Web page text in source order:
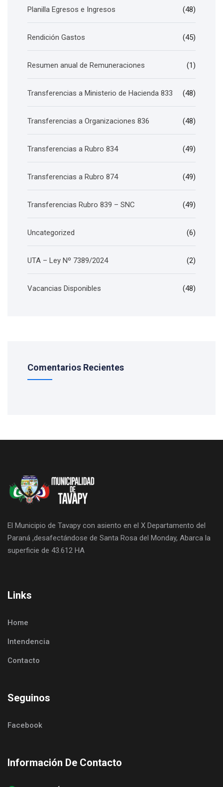
Planilla Egresos e Ingresos (48)
Rendición Gastos (45)
Resumen anual de Remuneraciones (1)
Transferencias a Ministerio de Hacienda 833 (48)
Transferencias a Organizaciones 836 (48)
Transferencias a Rubro 834 (49)
Transferencias a Rubro 874 (49)
Transferencias Rubro 839 – SNC (49)
Uncategorized (6)
UTA – Ley Nº 7389/2024 (2)
Vacancias Disponibles (48)
Comentarios Recientes
El Municipio de Tavapy con asiento en el X Departamento del
Paraná ,desafectándose de Santa Rosa del Monday, Abarca la
superficie de 43.612 HA
Links
Home
Intendencia
Contacto
Seguinos
Facebook
Información De Contacto